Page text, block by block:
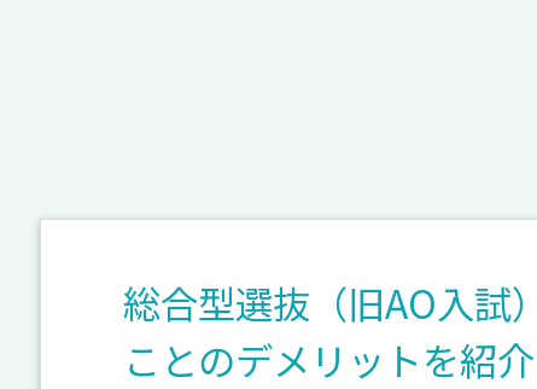
総合型選抜（旧AO入試
ことのデメリットを紹介